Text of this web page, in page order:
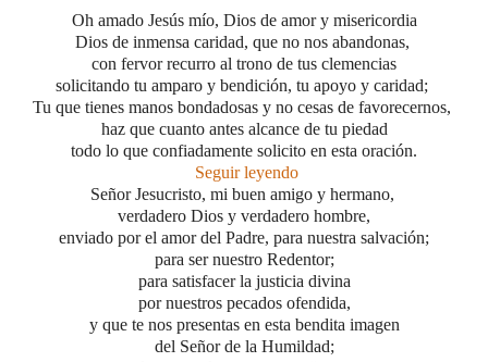
Oh amado Jesús mío, Dios de amor y misericordia
Dios de inmensa caridad, que no nos abandonas,
con fervor recurro al trono de tus clemencias
solicitando tu amparo y bendición, tu apoyo y caridad;
Tu que tienes manos bondadosas y no cesas de favorecernos,
haz que cuanto antes alcance de tu piedad
todo lo que confiadamente solicito en esta oración.
Seguir leyendo
Señor Jesucristo, mi buen amigo y hermano,
verdadero Dios y verdadero hombre,
enviado por el amor del Padre, para nuestra salvación;
para ser nuestro Redentor;
para satisfacer la justicia divina
por nuestros pecados ofendida,
y que te nos presentas en esta bendita imagen
del Señor de la Humildad;